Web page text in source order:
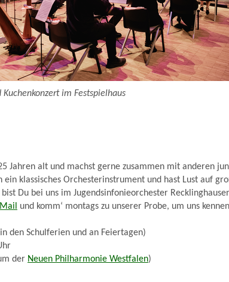
Kuchenkonzert im Festspielhaus
Jahren alt und machst gerne zusammen mit anderen
ein klassisches Orchesterinstrument und hast Lust auf
bist Du bei uns im Jugendsinfonieorchester
und komm‘ montags zu unserer Probe, um uns
den Schulferien und an Feiertagen)
der Neuen Philharmonie Westfalen)